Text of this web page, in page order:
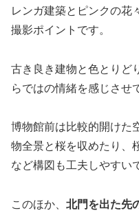
レンガ建築とピンクの花
撮影ポイントです。
古き良き建物と色とりど
らではの情緒を感じさせ
博物館前は比較的開けた
物全景と桜を収めたり、
など構図も工夫しやすい
このほか、 北門を出た先